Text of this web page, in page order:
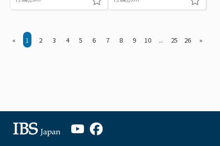
« 1 2 3 4 5 6 7 8 9 10 ... 25 26 »